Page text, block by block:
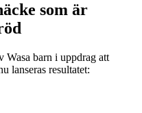
som är
Wasa barn i uppdrag att
lanseras resultatet: